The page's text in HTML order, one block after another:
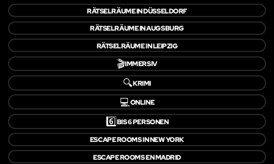
RÄTSELRÄUME IN DÜSSELDORF
RÄTSELRÄUME IN AUGSBURG
RÄTSELRÄUME IN LEIPZIG
🎬IMMERSIV
🔍KRIMI
💻ONLINE
6️⃣BIS 6 PERSONEN
ESCAPE ROOMS IN NEW YORK
ESCAPE ROOMS EN MADRID